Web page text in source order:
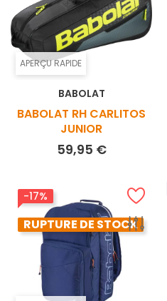
APERÇU RAPIDE
BABOLAT
BABOLAT RH CARLITOS
JUNIOR
59,95 €Prix
-17%
RUPTURE DE STOCK